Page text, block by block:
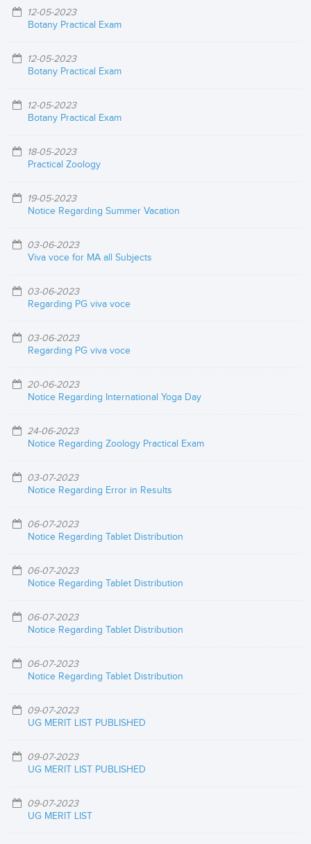
12-05-2023
Botany Practical Exam
12-05-2023
Botany Practical Exam
12-05-2023
Botany Practical Exam
18-05-2023
Practical Zoology
19-05-2023
Notice Regarding Summer Vacation
03-06-2023
Viva voce for MA all Subjects
03-06-2023
Regarding PG viva voce
03-06-2023
Regarding PG viva voce
20-06-2023
Notice Regarding International Yoga Day
24-06-2023
Notice Regarding Zoology Practical Exam
03-07-2023
Notice Regarding Error in Results
06-07-2023
Notice Regarding Tablet Distribution
06-07-2023
Notice Regarding Tablet Distribution
06-07-2023
Notice Regarding Tablet Distribution
06-07-2023
Notice Regarding Tablet Distribution
09-07-2023
UG MERIT LIST PUBLISHED
09-07-2023
UG MERIT LIST PUBLISHED
09-07-2023
UG MERIT LIST